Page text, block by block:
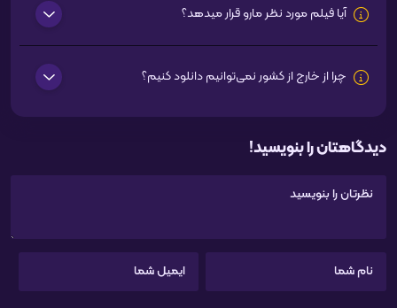
آیا فیلم مورد نظر مارو قرار میدهد؟
چرا از خارج از کشور نمی‌توانیم دانلود کنیم؟
دیدگاهتان را بنویسید!